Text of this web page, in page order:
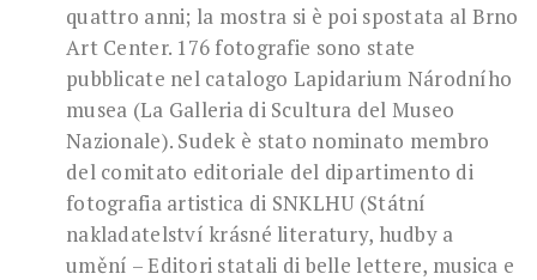
quattro anni; la mostra si è poi spostata al Brno
Art Center. 176 fotografie sono state
pubblicate nel catalogo Lapidarium Národního
musea (La Galleria di Scultura del Museo
Nazionale). Sudek è stato nominato membro
del comitato editoriale del dipartimento di
fotografia artistica di SNKLHU (Státní
nakladatelství krásné literatury, hudby a
umění – Editori statali di belle lettere, musica e